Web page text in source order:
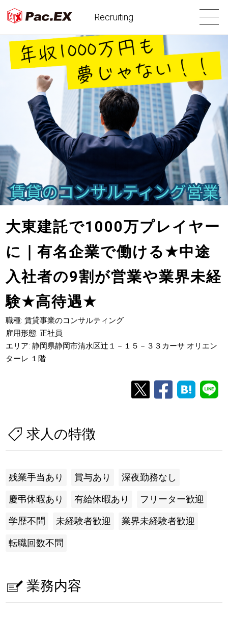
Recruiting
大東建託で1000万プレイヤー
に｜有名企業で働ける★中途
入社者の9割が営業や業界未経
験★高待遇★
職種: 賃貸事業のコンサルティング
雇用形態: 正社員
エリア: 静岡県静岡市清水区辻１－１５－３３カーサ オリエン
ターレ １階
求人の特徴
残業手当あり 賞与あり 深夜勤務なし
慶弔休暇あり 有給休暇あり フリーター歓迎
学歴不問 未経験者歓迎 業界未経験者歓迎
転職回数不問
業務内容